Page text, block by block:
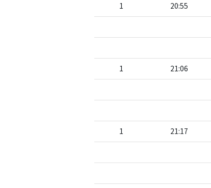
1 20:55
1 21:06
1 21:17